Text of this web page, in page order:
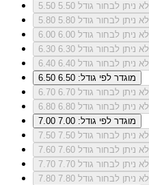
5.50
לא ניתן לבחור גודל 5.50
5.80
לא ניתן לבחור גודל 5.80
6.00
לא ניתן לבחור גודל 6.00
6.30
לא ניתן לבחור גודל 6.30
6.40
לא ניתן לבחור גודל 6.40
6.50
מוגדר לפי גודל: 6.50
6.70
לא ניתן לבחור גודל 6.70
6.80
לא ניתן לבחור גודל 6.80
7.00
מוגדר לפי גודל: 7.00
7.50
לא ניתן לבחור גודל 7.50
7.60
לא ניתן לבחור גודל 7.60
7.70
לא ניתן לבחור גודל 7.70
7.80
לא ניתן לבחור גודל 7.80